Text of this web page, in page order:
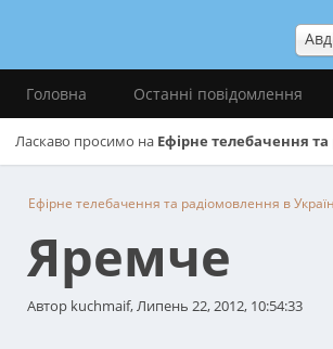
Головна Останні повідомлення
Ласкаво просимо на Ефірне телебачення та
Ефірне телебачення та радіомовлення в
Яремче
Автор kuchmaif, Липень 22, 2012, 10:54:33